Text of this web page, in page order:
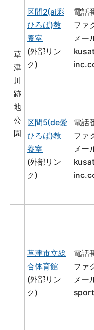
草
津
川
跡
地
公
園
区間2(ai彩
ひろば)教
養室
(外部リン
ク)
電話
ファ
メー
区間5(de愛
ひろば)教
養室
(外部リン
ク)
電話
ファ
メー
草津市立総
合体育館
(外部リン
ク)
電話
ファ
メー